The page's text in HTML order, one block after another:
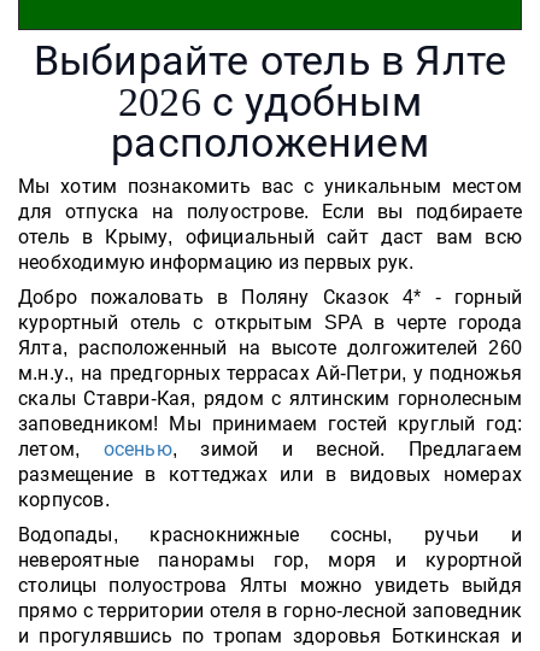
Выбирайте отель в Ялте
2026 с удобным
расположением
Мы хотим познакомить вас с уникальным местом
для отпуска на полуострове. Если вы подбираете
отель в Крыму, официальный сайт даст вам всю
необходимую информацию из первых рук.
Добро пожаловать в Поляну Сказок 4* - горный
курортный отель с открытым SPA в черте города
Ялта, расположенный на высоте долгожителей 260
м.н.у., на предгорных террасах Ай-Петри, у подножья
скалы Ставри-Кая, рядом с ялтинским горнолесным
заповедником! Мы принимаем гостей круглый год:
летом, осенью, зимой и весной. Предлагаем
размещение в коттеджах или в видовых номерах
корпусов.
Водопады, краснокнижные сосны, ручьи и
невероятные панорамы гор, моря и курортной
столицы полуострова Ялты можно увидеть выйдя
прямо с территории отеля в горно-лесной заповедник
и прогулявшись по тропам здоровья Боткинская и